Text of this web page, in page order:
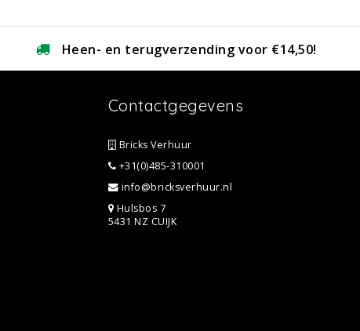
Heen- en terugverzending voor €14,50!
Contactgegevens
Bricks Verhuur
+31(0)485-310001
info@bricksverhuur.nl
Hulsbos 7
5431 NZ CUIJK